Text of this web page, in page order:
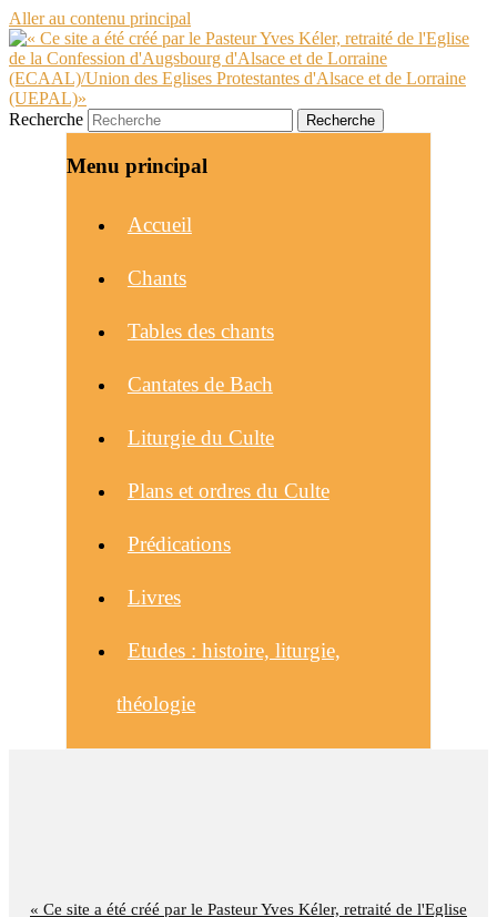
Aller au contenu principal
« Ce site a été créé par le Pasteur Yves Kéler, retraité de l'Eglise
Recherche
Menu principal
Accueil
Chants
Tables des chants
Cantates de Bach
Liturgie du Culte
Plans et ordres du Culte
Prédications
Livres
Etudes : histoire, liturgie,
théologie